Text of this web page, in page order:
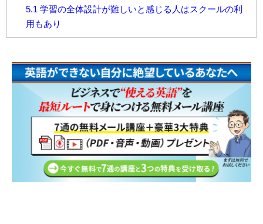
5.1 学習の全体設計が難しいと感じる人はスクールの利
用もあり